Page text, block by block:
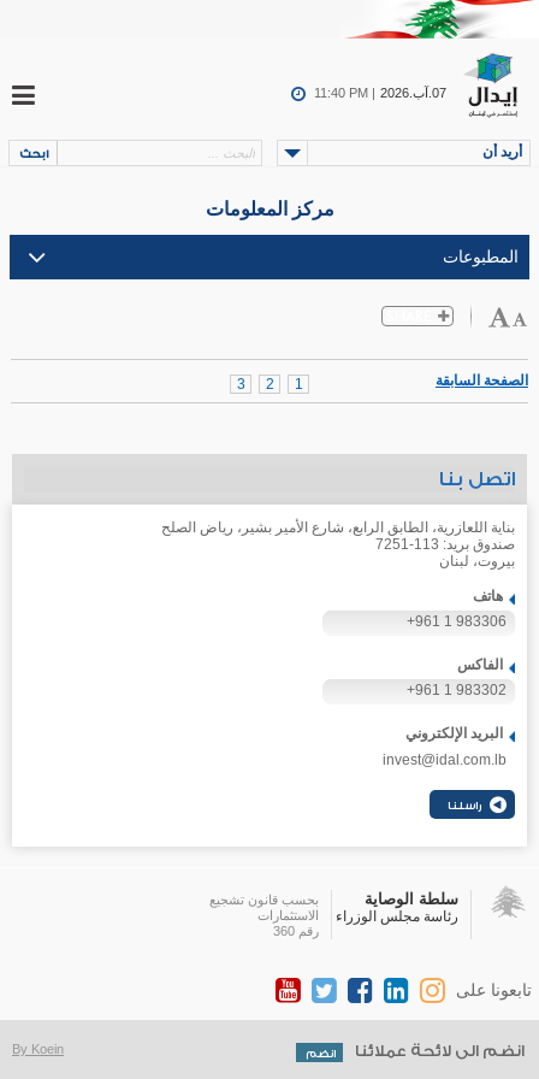
07.آب.2026 11:40 PM |
أريد أن
مركز المعلومات
1
2
3 الصفحة السابقة
اتصل بنا
بناية اللعازرية، الطابق الرابع، شارع الأمير بشير، رياض الصلح
صندوق بريد: 113-7251
بيروت، لبنان
هاتف
+961 1 983306
الفاكس
+961 1 983302
البريد الإلكتروني
invest@idal.com.lb
سلطة الوصاية
رئاسة مجلس الوزراء
بحسب قانون تشجيع
الاستثمارات
رقم 360
By Koein انضم الى لائحة عملائنا
تابعونا على